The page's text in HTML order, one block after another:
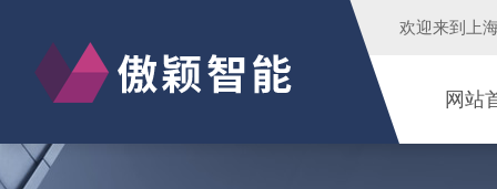
欢迎来到 上
网站